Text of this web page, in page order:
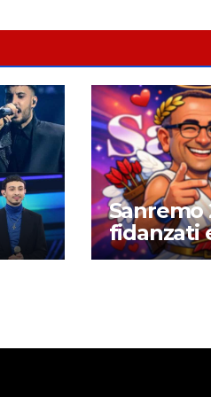
Sanremo
fidanzati
cantanti